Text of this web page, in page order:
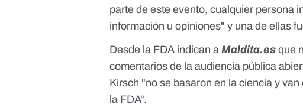
parte de esteevento, cualquier persona
información u opiniones" y una de ellas
Desde la FDA indican aMaldita.es que
comentarios de la audiencia pública
Kirsch "no se basaron en la ciencia y
la FDA".